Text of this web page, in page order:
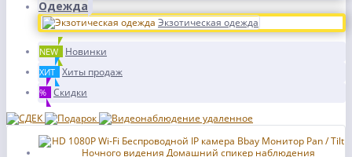
Одежда
Экзотическая одежда
NEW Новинки
ХИТ Хиты продаж
% Скидки